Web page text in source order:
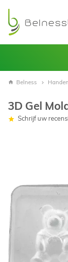
Belness Handen
3D Gel
Schrijf uw